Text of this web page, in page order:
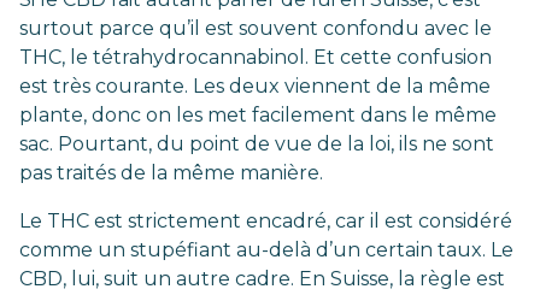
surtout parce qu’il est souvent confondu avec le
THC, le tétrahydrocannabinol. Et cette confusion
est très courante. Les deux viennent de la même
plante, donc on les met facilement dans le même
sac. Pourtant, du point de vue de la loi, ils ne sont
pas traités de la même manière.
Le THC est strictement encadré, car il est considéré
comme un stupéfiant au-delà d’un certain taux. Le
CBD, lui, suit un autre cadre. En Suisse, la règle est